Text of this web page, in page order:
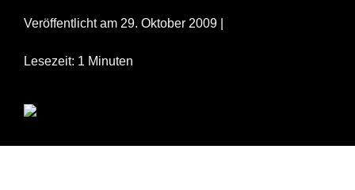
Veröffentlicht am 29. Oktober 2009 |
Lesezeit: 1 Minuten